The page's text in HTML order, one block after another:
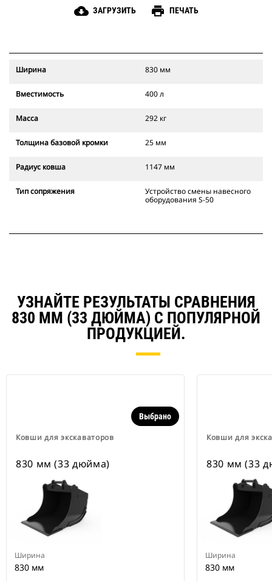
cloud_download ЗАГРУЗИТЬ print ПЕЧАТЬ
Ширина 830 мм
Вместимость 400 л
Масса 292 кг
Толщина базовой кромки 25 мм
Радиус ковша 1147 мм
Тип сопряжения
Устройство смены навесного
оборудования S-50
УЗНАЙТЕ РЕЗУЛЬТАТЫ СРАВНЕНИЯ
830 ММ (33 ДЮЙМА) С ПОПУЛЯРНОЙ
ПРОДУКЦИЕЙ.
Ковши для экскаваторов
Выбрано
830 мм (33 дюйма)
Ширина
830 мм
Ковши для
830 мм (33
Ширина
830 мм